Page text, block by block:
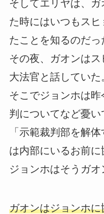
そしてエリヤは、
た時にはいつもス
たことを知るのだっ
その夜、ガオンは
大法官と話していた
そこでジョンホは
判についてなど憂い
「示範裁判部を解
は内部にいるお前
ジョンホはそうガオ
ガオンはジョンホ